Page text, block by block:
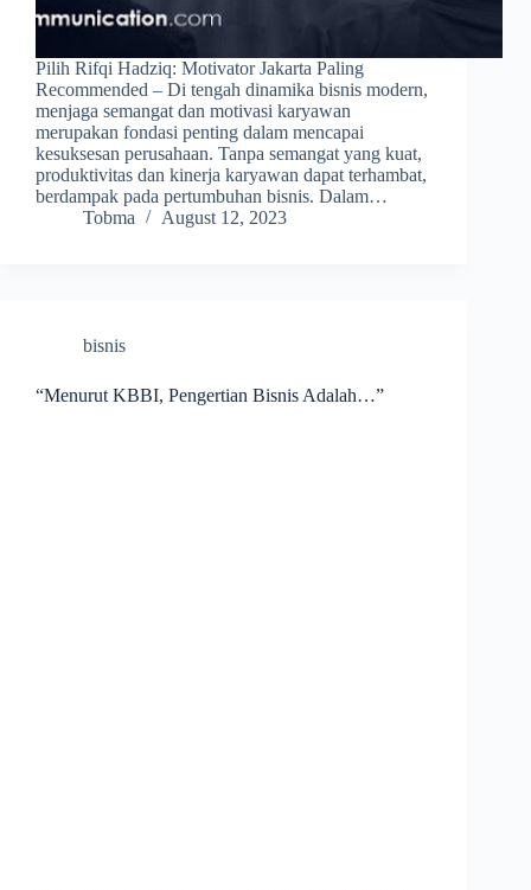
Pilih Rifqi Hadziq: Motivator Jakarta Paling
Recommended – Di tengah dinamika bisnis modern,
menjaga semangat dan motivasi karyawan
merupakan fondasi penting dalam mencapai
kesuksesan perusahaan. Tanpa semangat yang kuat,
produktivitas dan kinerja karyawan dapat terhambat,
berdampak pada pertumbuhan bisnis. Dalam…
Tobma
August 12, 2023
bisnis
“Menurut KBBI, Pengertian Bisnis Adalah…”